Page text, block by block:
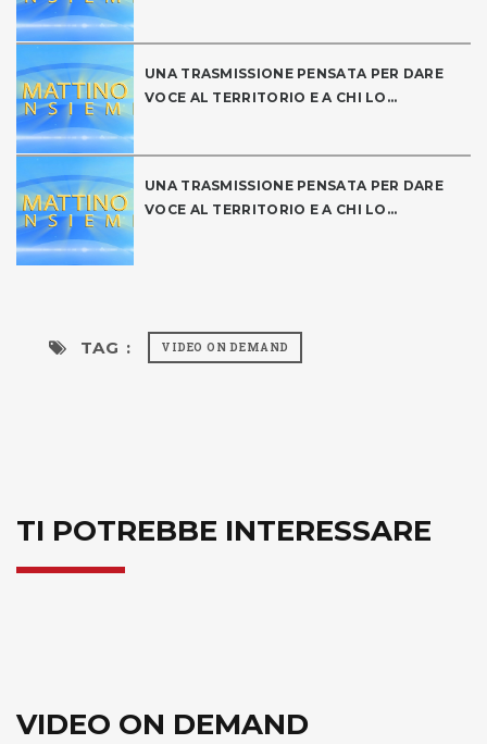
UNA TRASMISSIONE PENSATA PER DARE
VOCE AL TERRITORIO E A CHI LO...
UNA TRASMISSIONE PENSATA PER DARE
VOCE AL TERRITORIO E A CHI LO...
TAG : VIDEO ON DEMAND
TI POTREBBE INTERESSARE
VIDEO ON DEMAND